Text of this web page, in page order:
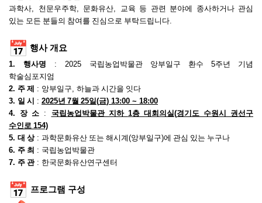
과학사
천문우주학, 문화유산
교육 등 관련 분야에 종사하거나 관심
있는 모든 분들의 참여를 진심으로 부탁드립니다
행사 개요
1. 행사명 : 2025 국립농업박물관 앙부일구 환수 5주년 기념
학술심포지엄
2. 주 제 : 앙부일구 하늘과 시간을 잇다
3. 일 시 : 2025년 7월 25일(금) 13:00 ~ 18:00
4. 장 소 : 국립농업박물관 지하 1층 대회의실(경기도 수원시 권선구
수인로 154)
5. 대 상 : 과학문화유산 또는 해시계(앙부일구)에 관심 있는 누구나
6. 주 최 : 국립농업박물관
7. 주 관 : 한국문화유산연구센터
프로그램 구성